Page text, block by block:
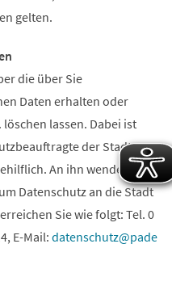
gelten.
die über Sie
Daten erhalten oder
lassen. Dabei ist
der Stadt
An ihn wenden Sie
Datenschutz an die Stadt
Sie wie folgt: Tel. 0
E-Mail: datenschutz
pade